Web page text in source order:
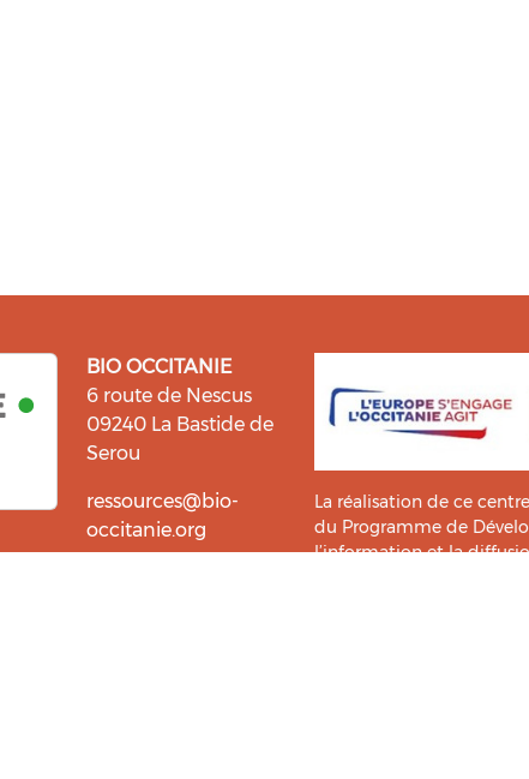
BIO OCCITANIE
6 route de Nescus
09240 La Bastide de
Serou
ressources@bio-
occitanie.org
La réalisation de ce
du Programme de
l’information et la